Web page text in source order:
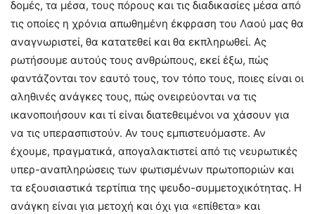
δομές, τα μέσα, τους πόρους και τις διαδικασίες μέσα από
τις οποίες η χρόνια απωθημένη έκφραση του Λαού μας θα
αναγνωριστεί, θα κατατεθεί και θα εκπληρωθεί. Ας
ρωτήσουμε αυτούς τους ανθρώπους, εκεί έξω, πώς
φαντάζονται τον εαυτό τους, τον τόπο τους, ποιες είναι οι
αληθινές ανάγκες τους, πώς ονειρεύονται να τις
ικανοποιήσουν και τί είναι διατεθειμένοι να χάσουν για
να τις υπερασπιστούν. Αν τους εμπιστευόμαστε. Αν
έχουμε, πραγματικά, απογαλακτιστεί από τις νευρωτικές
υπερ-αναπληρώσεις των φωτισμένων πρωτοποριών και
τα εξουσιαστικά τερτίπια της ψευδο-συμμετοχικότητας. Η
ανάγκη είναι για μετοχή και όχι για «επίθετα» και